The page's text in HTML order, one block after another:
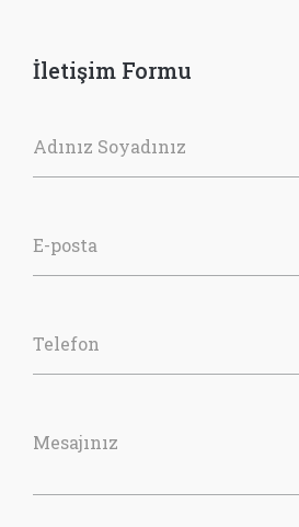
İletişim Formu
Adınız Soyadınız
E-posta
Telefon
Mesajınız